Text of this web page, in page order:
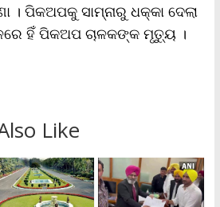
। ପିକଅପକୁ ସାମ୍ନାରୁ ଧକ୍କା ଦେଲା
ହିଁ ପିକଅପ ଚାଳକଙ୍କ ମୃତ୍ୟୁ ।
Like